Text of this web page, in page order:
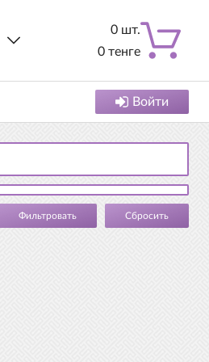
0 шт.
0 тенге
Войти
Cбросить